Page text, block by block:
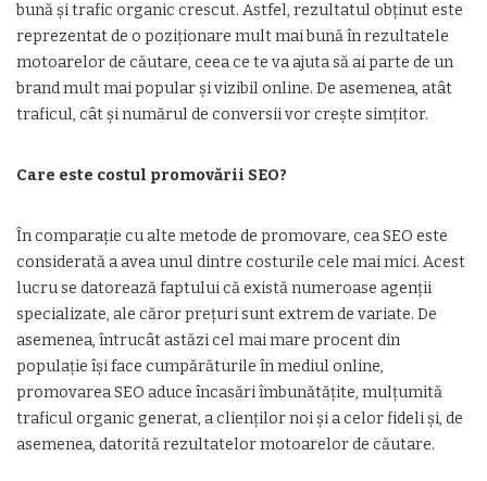
bună și trafic organic crescut. Astfel, rezultatul obținut este
reprezentat de o poziționare mult mai bună în rezultatele
motoarelor de căutare, ceea ce te va ajuta să ai parte de un
brand mult mai popular și vizibil online. De asemenea, atât
traficul, cât și numărul de conversii vor crește simțitor.
Care este costul promovării SEO?
În comparație cu alte metode de promovare, cea SEO este
considerată a avea unul dintre costurile cele mai mici. Acest
lucru se datorează faptului că există numeroase agenții
specializate, ale căror prețuri sunt extrem de variate. De
asemenea, întrucât astăzi cel mai mare procent din
populație își face cumpărăturile în mediul online,
promovarea SEO aduce încasări îmbunătățite, mulțumită
traficul organic generat, a clienților noi și a celor fideli și, de
asemenea, datorită rezultatelor motoarelor de căutare.